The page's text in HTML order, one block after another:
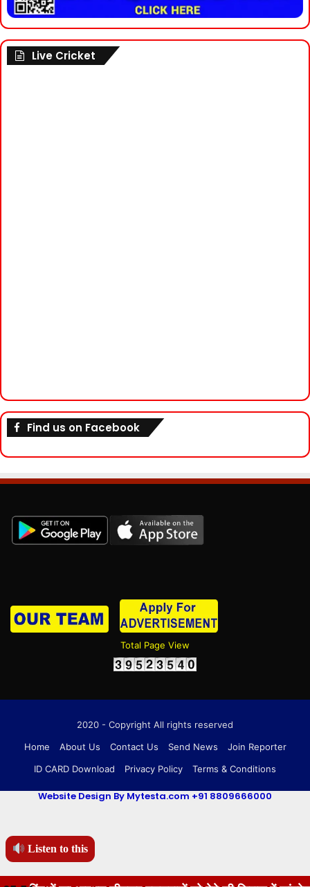
Listen to this
Live Cricket
Find us on Facebook
Total Page View
2020 - Copyright All rights reserved
Home
About Us Contact Us Send News
Join Reporter
ID CARD Download
Privacy Policy Terms & Conditions
Website Design By Mytesta.com +91 8809666000